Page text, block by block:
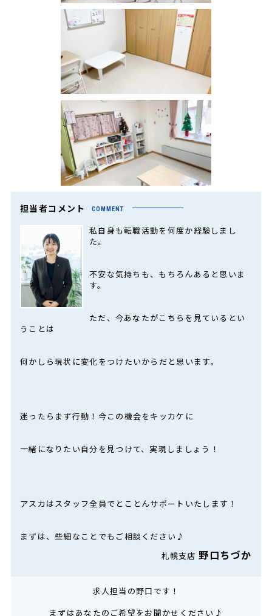
担当者コメント COMMENT
私自身も転職活動を何度か経験しまし
た。
不安な気持ちも、もちろんあると思いま
す。
ただ、今あなたがこちらを見ているとい
うことは
何かしら現状に変化をつけたいからだと思います。
迷ったらまず行動！今この機会をキッカケに
一緒になりたい自分を見つけて、実現しましょう！
アスカはスタッフ全員でとことんサポートいたします！
まずは、些細なことでもご相談ください♪
札幌支店野口ちづか
求人担当の野口です！
まずはあなたのご希望をお聞かせください♪